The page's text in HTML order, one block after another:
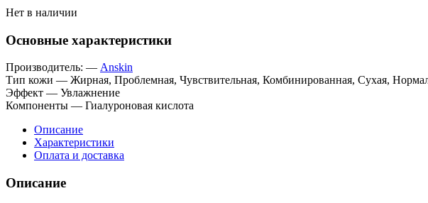
Нет в наличии
Основные характеристики
Производитель: — Anskin
Тип кожи — Жирная, Проблемная, Чувствительная, Комбинированная, Сухая,
Эффект — Увлажнение
Компоненты — Гиалуроновая кислота
Описание
Характеристики
Оплата и доставка
Описание